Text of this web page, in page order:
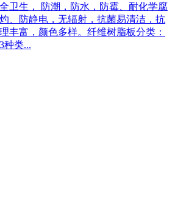
卫生， 防潮，防水，防霉、耐化学腐
、防静电，无辐射，抗菌易清洁，抗
丰富，颜色多样。纤维树脂板分类：
种类...